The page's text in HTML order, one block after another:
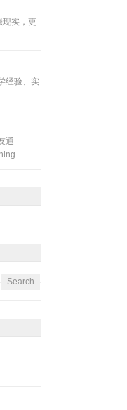
实，更
经验、实
通